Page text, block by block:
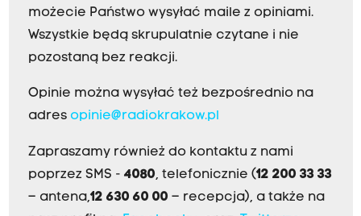
możecie Państwo wysyłać maile z opiniami.
Wszystkie będą skrupulatnie czytane i nie
pozostaną bez reakcji.
Opinie można wysyłać też bezpośrednio na
adres opinie@radiokrakow.pl
Zapraszamy również do kontaktu z nami
poprzez SMS - 4080, telefonicznie (12 200 33 33
– antena,12 630 60 00 – recepcja), a także na